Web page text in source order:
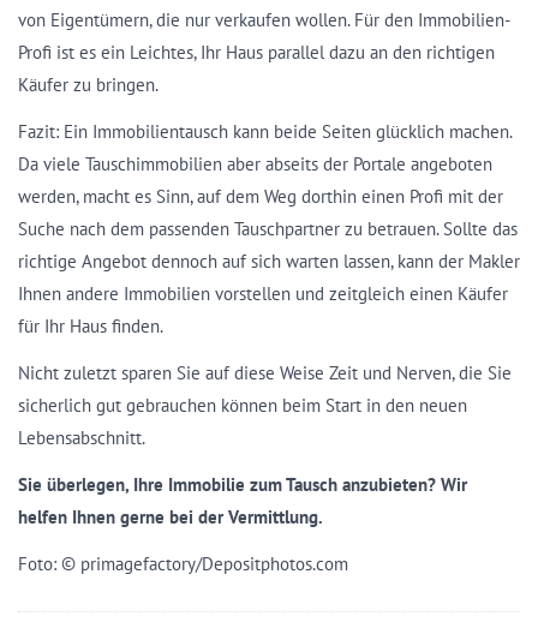
von Eigentümern, die nur verkaufen wollen. Für den Immobilien-
Profi ist es ein Leichtes, Ihr Haus parallel dazu an den richtigen
Käufer zu bringen.
Fazit: Ein Immobilientausch kann beide Seiten glücklich machen.
Da viele Tauschimmobilien aber abseits der Portale angeboten
werden, macht es Sinn, auf dem Weg dorthin einen Profi mit der
Suche nach dem passenden Tauschpartner zu betrauen. Sollte das
richtige Angebot dennoch auf sich warten lassen, kann der Makler
Ihnen andere Immobilien vorstellen und zeitgleich einen Käufer
für Ihr Haus finden.
Nicht zuletzt sparen Sie auf diese Weise Zeit und Nerven, die Sie
sicherlich gut gebrauchen können beim Start in den neuen
Lebensabschnitt.
Sie überlegen, Ihre Immobilie zum Tausch anzubieten? Wir
helfen Ihnen gerne bei der Vermittlung.
Foto: © primagefactory/Depositphotos.com